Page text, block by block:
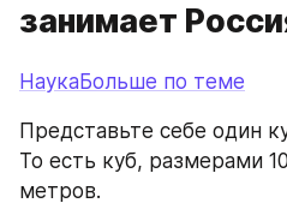
занимает
НаукаБольше по теме
Представьте себе один
То есть куб, размерами
метров.